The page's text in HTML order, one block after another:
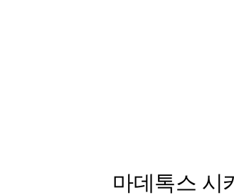
마데톡스 시